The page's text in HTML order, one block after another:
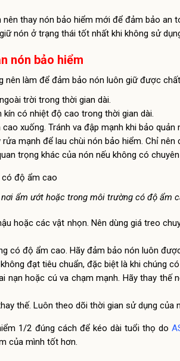
thay nón bảo hiểm mới để đảm bảo an
nón ở trạng thái tốt nhất khi không sử
nón bảo hiểm
làm để đảm bảo nón luôn giữ được
trời trong thời gian dài.
có nhiệt độ cao trong thời gian dài.
xuống. Tránh va đập mạnh khi bảo quản
mạnh để lau chùi nón bảo hiểm. Chỉ nên
trọng khác của nón nếu không có
ẩm ướt hoặc trong môi trường có độ ẩm
hoặc các vật nhọn. Nên dùng giá treo
có độ ẩm cao. Hãy đảm bảo nón luôn
đạt tiêu chuẩn, đặc biệt là khi chúng
hoặc cú va chạm mạnh. Hãy thay thế
thế. Luôn theo dõi thời gian sử dụng của
1/2 đúng cách để kéo dài tuổi thọ do
của mình tốt hơn.